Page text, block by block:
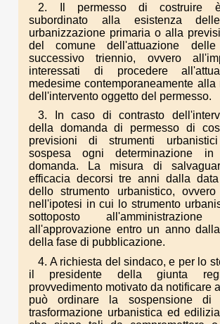
2. Il permesso di costruire è
subordinato alla esistenza
urbanizzazione primaria o alla
del comune dell'attuazione
successivo triennio, ovvero
interessati di procedere
medesime contemporaneamente alla
dell'intervento oggetto del permesso.
3. In caso di contrasto
della domanda di permesso di
previsioni di strumenti
sospesa ogni determinazione
domanda. La misura di
efficacia decorsi tre anni dalla
dello strumento urbanistico,
nell'ipotesi in cui lo strumento
sottoposto all'amministrazione
all'approvazione entro un anno
della fase di pubblicazione.
4. A richiesta del sindaco, e per lo
il presidente della giunta
provvedimento motivato da notificare
può ordinare la sospensione di
trasformazione urbanistica ed